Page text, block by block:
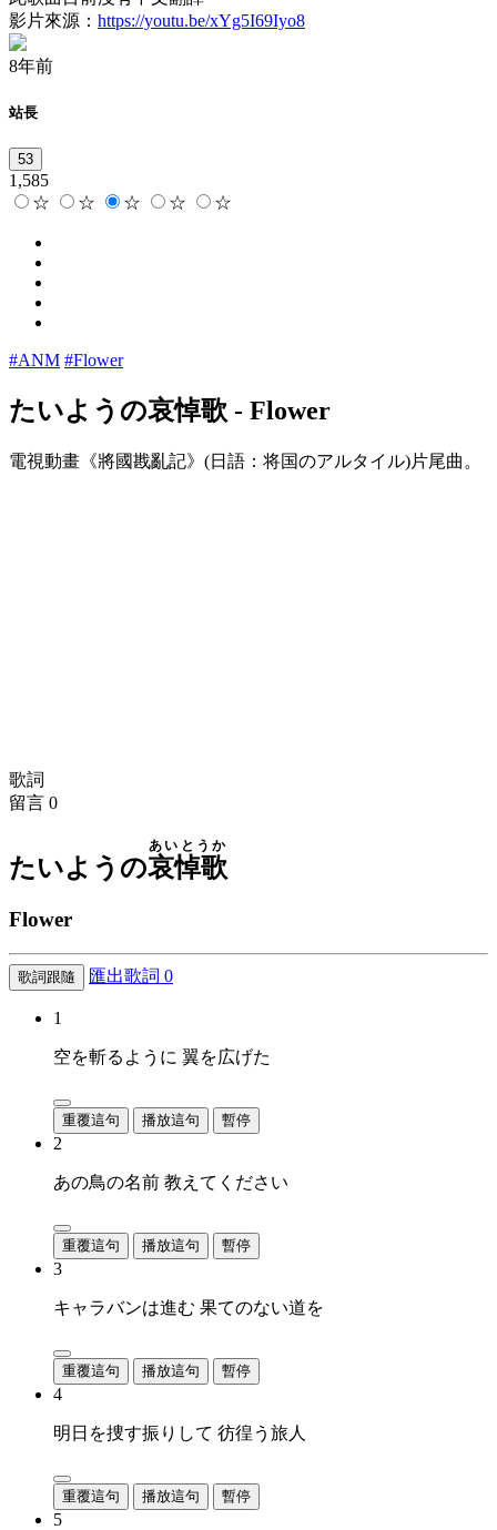
影片來源： https://youtu.be/xYg5I69Iyo8
8年前
站長
53
1,585
☆
☆ ☆ ☆ ☆
#ANM #Flower
たいようの哀悼歌 - Flower
電視動畫《將國戡亂記》(日語：将国のアルタイル)片尾曲。
歌詞
留言 0
たいようの哀悼歌
あいとうか
Flower
歌詞跟隨 匯出歌詞 0
1
空を斬るように 翼を広げた
重覆這句 播放這句 暫停
2
あの鳥の名前 教えてください
重覆這句 播放這句 暫停
3
キャラバンは進む 果てのない道を
重覆這句 播放這句 暫停
4
明日を捜す振りして 彷徨う旅人
重覆這句 播放這句 暫停
5